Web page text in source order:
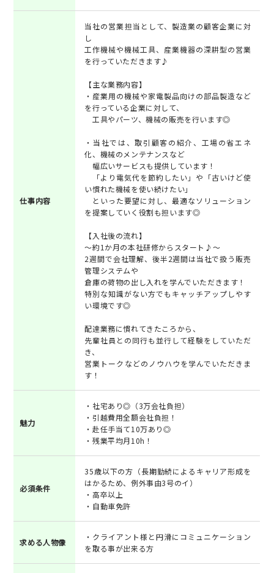
仕事内容
当社の営業担当として、製造業の顧客企業に対
し
工作機械や機械工具、産業機器の深耕型の営業
を行っていただきます♪
【主な業務内容】
・産業用の機械や家電製品向けの部品製造など
を行っている企業に対して、
工具やパーツ、機械の販売を行います◎
・当社では、取引顧客の紹介、工場の省エネ
化、機械のメンテナンスなど
幅広いサービスも提供しています！
「より電気代を節約したい」や「古いけど使
い慣れた機械を使い続けたい」
といった要望に対し、最適なソリューション
を提案していく役割も担います◎
【入社後の流れ】
～約1か月の本社研修からスタート♪～
2週間で会社理解、後半2週間は当社で扱う販売
管理システムや
倉庫の荷物の出し入れを学んでいただきます！
特別な知識がない方でもキャッチアップしやす
い環境です◎
配達業務に慣れてきたころから、
先輩社員との同行も並行して経験をしていただ
き、
営業トークなどのノウハウを学んでいただきま
す！
魅力
・社宅あり◎（3万会社負担）
・引越費用全額会社負担！
・赴任手当て10万あり◎
・残業平均月10h！
必須条件
35歳以下の方（長期勤続によるキャリア形成を
はかるため、例外事由3号のイ）
・高卒以上
・自動車免許
求める人物像
・クライアント様と円滑にコミュニケーション
を取る事が出来る方